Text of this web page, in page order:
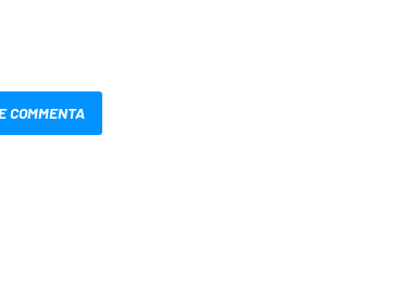
COMMENTA